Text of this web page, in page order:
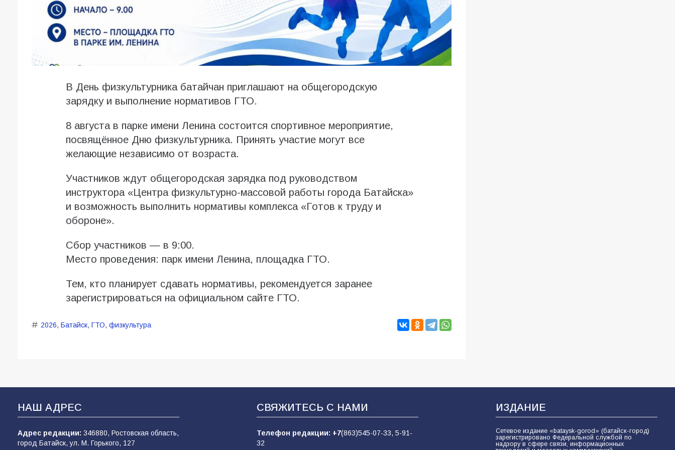
В День физкультурника батайчан приглашают на общегородскую
зарядку и выполнение нормативов ГТО.
8 августа в парке имени Ленина состоится спортивное мероприятие,
посвящённое Дню физкультурника. Принять участие могут все
желающие независимо от возраста.
Участников ждут общегородская зарядка под руководством
инструктора «Центра физкультурно-массовой работы города Батайска»
и возможность выполнить нормативы комплекса «Готов к труду и
обороне».
Сбор участников — в 9:00.
Место проведения: парк имени Ленина, площадка ГТО.
Тем, кто планирует сдавать нормативы, рекомендуется заранее
зарегистрироваться на официальном сайте ГТО.
2026, Батайск, ГТО, физкультура
НАШ АДРЕС
Адрес редакции: 346880, Ростовская область,
город Батайск, ул. М. Горького, 127
СВЯЖИТЕСЬ С НАМИ
Телефон редакции: +7(863)545-07-33, 5-91-
32
ИЗДАНИЕ
Сетевое издание «bataysk-gorod» (батайск-город)
зарегистрировано Федеральной службой по
надзору в сфере связи, информационных